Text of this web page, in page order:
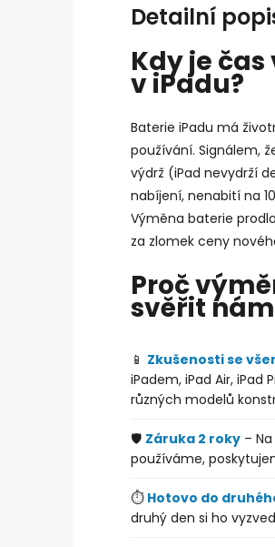
Detailní
Kdy je
v iPadu?
Baterie iPadu má
používání. Signálem,
výdrž (iPad nevydrží
nabíjení, nenabití na
Výměna baterie
za zlomek ceny
Proč
svěřit
📱 Zkušenosti se
iPadem, iPad Air, iPad
různých modelů
🛡️ Záruka 2 roky –
používáme,
⏱️ Hotovo do
druhý den si ho